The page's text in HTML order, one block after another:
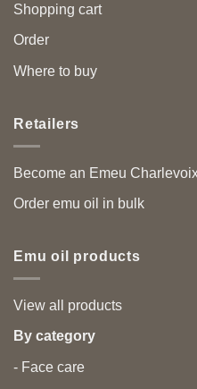
Shopping cart
Order
Where to buy
Retailers
Become an Emeu
Order emu oil in bulk
Emu oil products
View all products
By category
- Face care